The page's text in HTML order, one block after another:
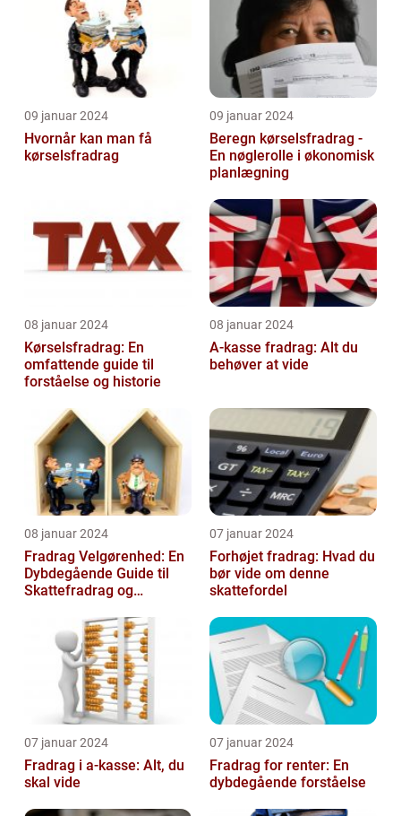
09 januar 2024
Hvornår kan man få
kørselsfradrag
09 januar 2024
Beregn kørselsfradrag -
En nøglerolle i økonomisk
planlægning
08 januar 2024
Kørselsfradrag: En
omfattende guide til
forståelse og historie
08 januar 2024
A-kasse fradrag: Alt du
behøver at vide
08 januar 2024
Fradrag Velgørenhed: En
Dybdegående Guide til
Skattefradrag og
07 januar 2024
Forhøjet fradrag: Hvad du
bør vide om denne
skattefordel
07 januar 2024
Fradrag i a-kasse: Alt, du
skal vide
07 januar 2024
Fradrag for renter: En
dybdegående forståelse